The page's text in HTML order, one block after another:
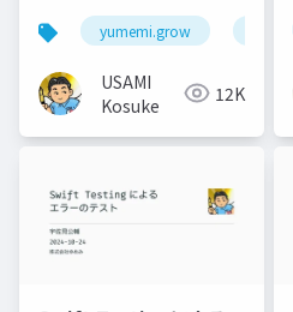
値の監視yumemi.grow
USAMI
Kosuke
12K